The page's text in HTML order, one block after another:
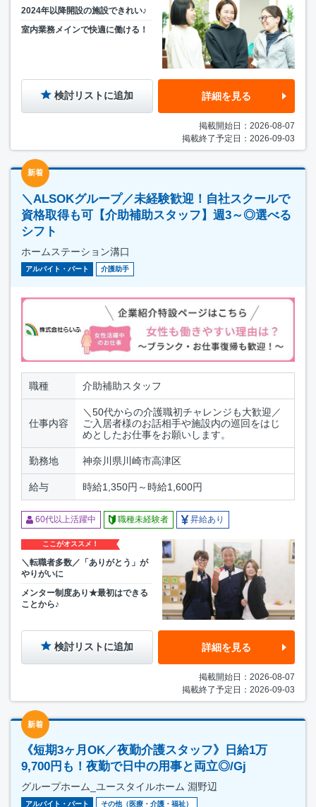
2024年以降開設の施設できれい♪
室内業務メインで快適に働ける！
検討リストに追加 詳細を見る
掲載開始日：2026-08-07
掲載終了予定日：2026-09-03
新着
＼ALSOKグループ／未経験歓迎！自社スクールで
資格取得も可【介助補助スタッフ】週3～◎選べる
シフト
ホームステーション溝口
アルバイト・パート 介護助手
職種 介助補助スタッフ
仕事内容
＼50代からの介護職初チャレンジも大歓迎／
ご入居者様のお話相手や施設内の巡回をはじ
めとしたお仕事をお願いします。
勤務地 神奈川県川崎市高津区
給与 時給1,350円～時給1,600円
60代以上活躍中 職種未経験者 昇給あり
ここがオススメ！
＼転職者多数／「ありがとう」が
やりがいに
メンター制度あり★最初はできる
ことから♪
検討リストに追加 詳細を見る
掲載開始日：2026-08-07
掲載終了予定日：2026-09-03
新着
《短期3ヶ月OK／夜勤介護スタッフ》日給1万
9,700円も！夜勤で日中の用事と両立◎/Gj
グループホーム_ユースタイルホーム 淵野辺
アルバイト・パート その他（医療・介護・福祉）